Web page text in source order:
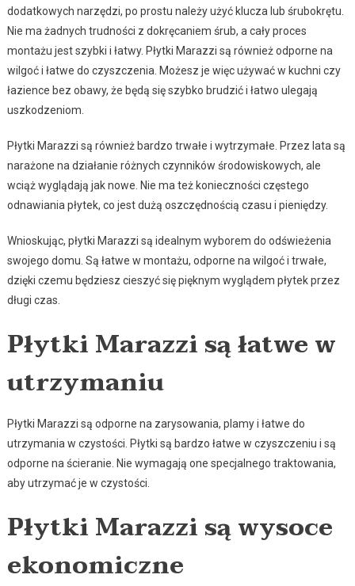
dodatkowych narzędzi, po prostu należy użyć klucza lub śrubokrętu.
Nie ma żadnych trudności z dokręcaniem śrub, a cały proces
montażu jest szybki i łatwy. Płytki Marazzi są również odporne na
wilgoć i łatwe do czyszczenia. Możesz je więc używać w kuchni czy
łazience bez obawy, że będą się szybko brudzić i łatwo ulegają
uszkodzeniom.
Płytki Marazzi są również bardzo trwałe i wytrzymałe. Przez lata są
narażone na działanie różnych czynników środowiskowych, ale
wciąż wyglądają jak nowe. Nie ma też konieczności częstego
odnawiania płytek, co jest dużą oszczędnością czasu i pieniędzy.
Wnioskując, płytki Marazzi są idealnym wyborem do odświeżenia
swojego domu. Są łatwe w montażu, odporne na wilgoć i trwałe,
dzięki czemu będziesz cieszyć się pięknym wyglądem płytek przez
długi czas.
Płytki Marazzi są łatwe w
utrzymaniu
Płytki Marazzi są odporne na zarysowania, plamy i łatwe do
utrzymania w czystości. Płytki są bardzo łatwe w czyszczeniu i są
odporne na ścieranie. Nie wymagają one specjalnego traktowania,
aby utrzymać je w czystości.
Płytki Marazzi są wysoce
ekonomiczne